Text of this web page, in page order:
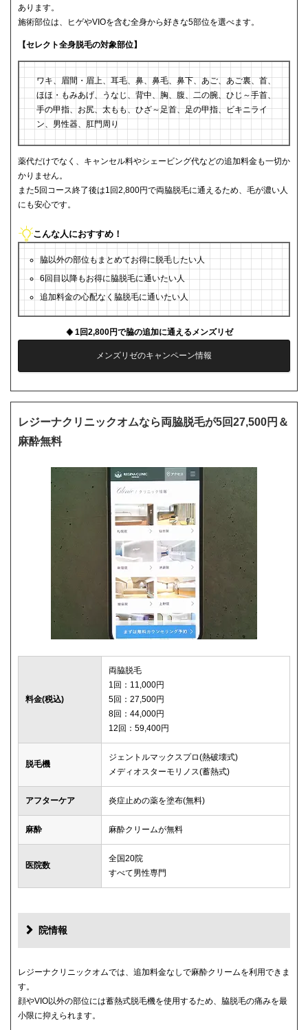
あります。
施術部位は、ヒゲやVIOを含む全身から好きな5部位を選べます。
【セレクト全身脱毛の対象部位】
ワキ、眉間・眉上、耳毛、鼻、鼻毛、鼻下、あご、あご裏、首、
ほほ・もみあげ、うなじ、背中、胸、腹、二の腕、ひじ～手首、
手の甲指、お尻、太もも、ひざ～足首、足の甲指、ビキニライ
ン、男性器、肛門周り
薬代だけでなく、キャンセル料やシェービング代などの追加料金も一切か
かりません。
また5回コース終了後は1回2,800円で両脇脱毛に通えるため、毛が濃い人
にも安心です。
こんな人におすすめ！
脇以外の部位もまとめてお得に脱毛したい人
6回目以降もお得に脇脱毛に通いたい人
追加料金の心配なく脇脱毛に通いたい人
1回2,800円で脇の追加に通えるメンズリゼ
メンズリゼのキャンペーン情報
レジーナクリニックオムなら両脇脱毛が5回27,500円＆
麻酔無料
料金(税込)
両脇脱毛
1回：11,000円
5回：27,500円
8回：44,000円
12回：59,400円
脱毛機
ジェントルマックスプロ(熱破壊式)
メディオスターモリノス(蓄熱式)
アフターケア 炎症止めの薬を塗布(無料)
麻酔 麻酔クリームが無料
医院数
全国20院
すべて男性専門
院情報
レジーナクリニックオムでは、追加料金なしで麻酔クリームを利用できま
す。
顔やVIO以外の部位には蓄熱式脱毛機を使用するため、脇脱毛の痛みを最
小限に抑えられます。